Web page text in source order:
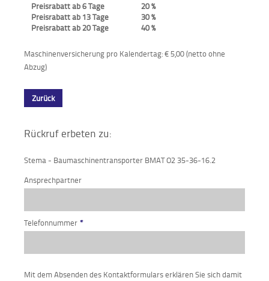
Preisrabatt ab 6 Tage
Preisrabatt ab 13 Tage
Preisrabatt ab 20 Tage
20 %
30 %
40 %
Maschinenversicherung pro Kalendertag: € 5,00 (netto ohne
Abzug)
Zurück
Rückruf erbeten zu:
Stema - Baumaschinentransporter BMAT O2 35-36-16.2
Ansprechpartner
Telefonnummer *
Mit dem Absenden des Kontaktformulars erklären Sie sich damit